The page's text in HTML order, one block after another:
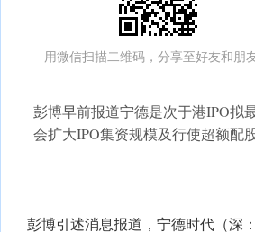
用微信扫描二维码，分享至好友和朋
彭博早前报道宁德是次于港IPO拟
会扩大IPO集资规模及行使超额配
彭博引述消息报道，宁德时代（深